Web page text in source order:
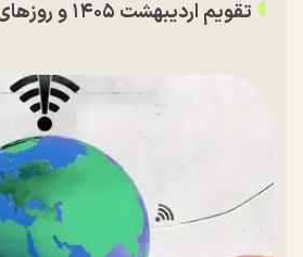
تقویم اردیبهشت ۱۴۰۵ و روز‌های تعطیل این ماه